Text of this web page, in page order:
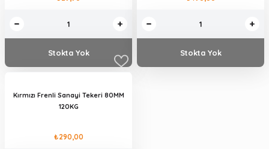
Stokta Yok Stokta Yok
Kırmızı Frenli Sanayi Tekeri 80MM
120KG
₺290,00